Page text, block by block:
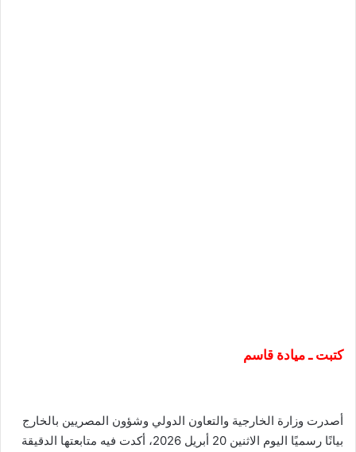
كتبت ـ ميادة قاسم
أصدرت وزارة الخارجية والتعاون الدولي وشؤون المصريين بالخارج
بيانًا رسميًا اليوم الاثنين 20 أبريل 2026، أكدت فيه متابعتها الدقيقة